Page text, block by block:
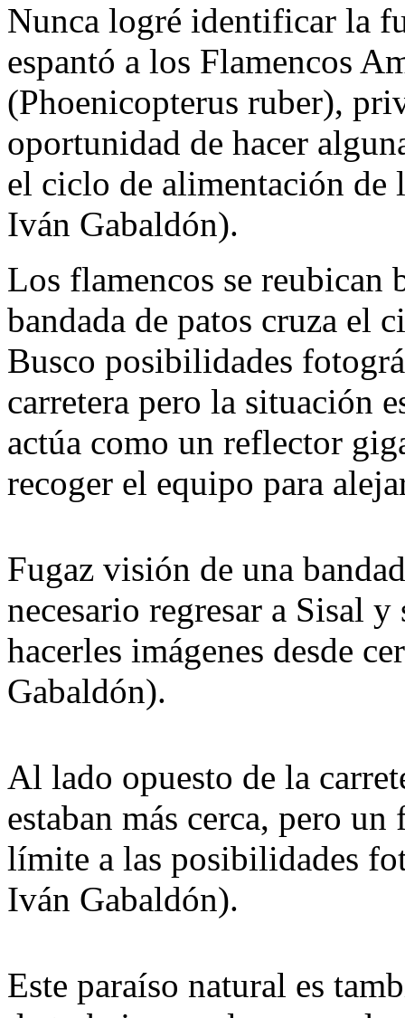
Nunca logré identificar la
espantó a los Flamencos
(Phoenicopterus ruber),
oportunidad de hacer
el ciclo de alimentación
Iván Gabaldón).
Los flamencos se reubican
bandada de patos cruza el
Busco posibilidades
carretera pero la situación
actúa como un reflector
recoger el equipo para
Fugaz visión de una
necesario regresar a Sisal
hacerles imágenes desde
Gabaldón).
Al lado opuesto de la
estaban más cerca, pero
límite a las posibilidades
Iván Gabaldón).
Este paraíso natural es